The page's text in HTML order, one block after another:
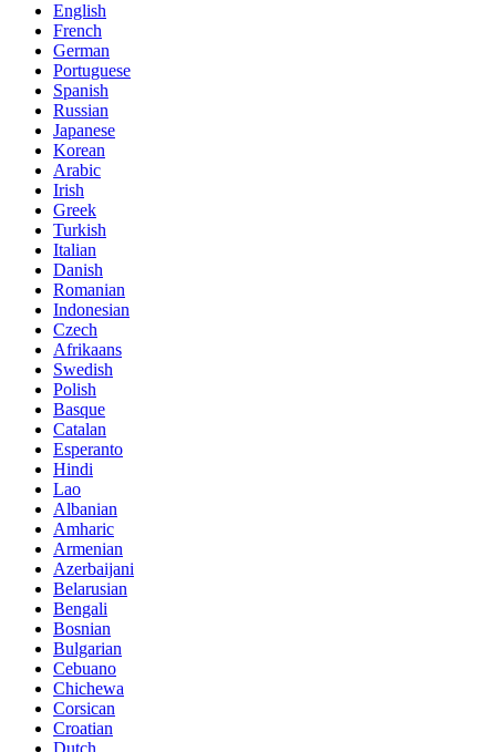
English
French
German
Portuguese
Spanish
Russian
Japanese
Korean
Arabic
Irish
Greek
Turkish
Italian
Danish
Romanian
Indonesian
Czech
Afrikaans
Swedish
Polish
Basque
Catalan
Esperanto
Hindi
Lao
Albanian
Amharic
Armenian
Azerbaijani
Belarusian
Bengali
Bosnian
Bulgarian
Cebuano
Chichewa
Corsican
Croatian